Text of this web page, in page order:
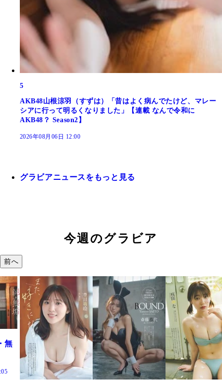
5
AKB48山根涼羽（すずは）「昔はよく病んでたけど、マレー
シアに行って明るくなりました」【連載 なんで令和に
AKB48？ Season2】
2026年08月06日 12:00
グラビアニュースをもっと見る
今週のグラビア
前へ